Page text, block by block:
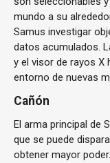
mundo a su
Samus investigar
datos acumulados.
y el visor de rayos X
entorno de nuevas
Cañón
El arma principal de
que se puede
obtener mayor